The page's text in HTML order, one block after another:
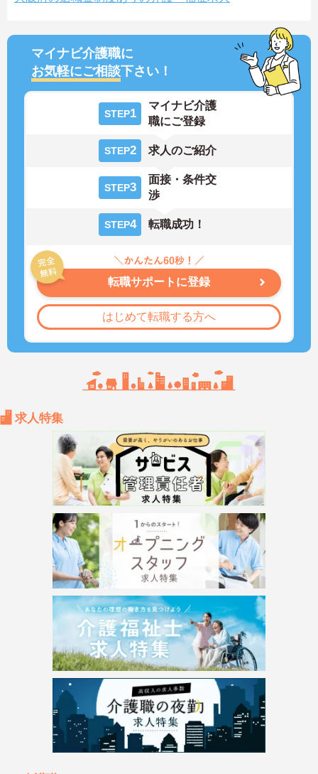
マイナビ介護職に
お気軽にご相談下さい！
STEP1
マイナビ介護
職にご登録
STEP2 求人のご紹介
STEP3
面接・条件交
渉
STEP4 転職成功！
転職サポートに登録
はじめて転職する方へ
求人特集